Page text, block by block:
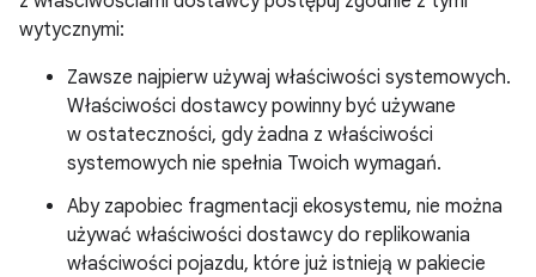
wytycznymi:
Zawsze najpierw używaj właściwości systemowych.
Właściwości dostawcy powinny być używane
w ostateczności, gdy żadna z właściwości
systemowych nie spełnia Twoich wymagań.
Aby zapobiec fragmentacji ekosystemu, nie można
używać właściwości dostawcy do replikowania
właściwości pojazdu, które już istnieją w pakiecie